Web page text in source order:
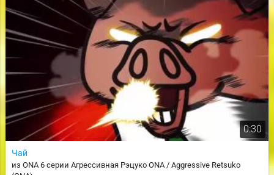
0:30
Чай
из ONA 6 серии Агрессивная Рэцуко ONA / Aggressive Retsuko